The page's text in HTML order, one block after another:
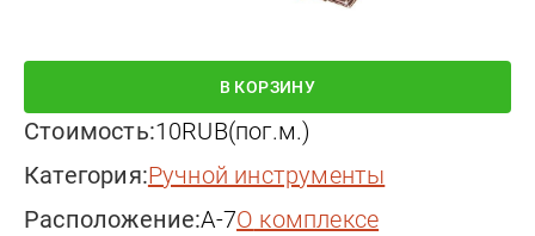
В КОРЗИНУ
Стоимость:10RUB(пог.м.)
Категория: ручной инструменты
Расположение:А-7
о комплексе